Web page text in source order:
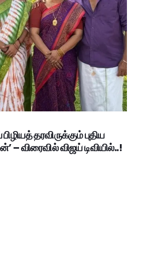
தரவிருக்கும் புதிய
– விரைவில் விஜய் டிவியில்..!